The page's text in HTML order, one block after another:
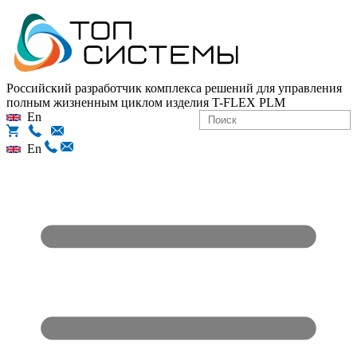
Российский разработчик комплекса решений для управления
полным жизненным циклом изделия T-FLEX PLM
En
En